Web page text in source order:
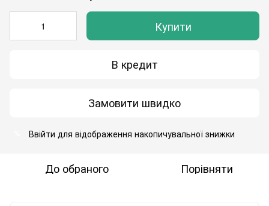
Купити
В кредит
Замовити швидко
Ввійти для відображення накопичувальної знижки
До обраного Порівняти